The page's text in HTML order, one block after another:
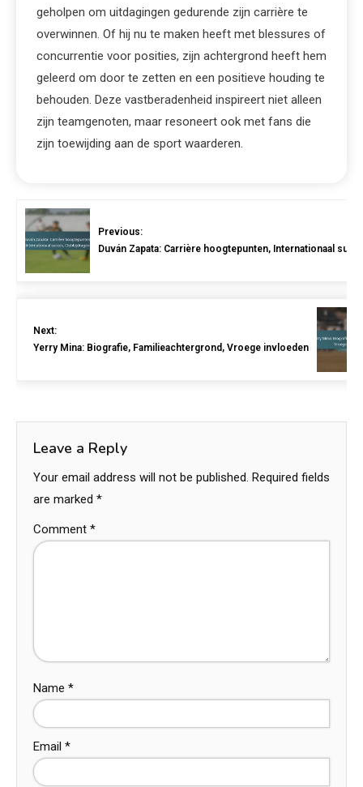
geholpen om uitdagingen gedurende zijn carrière te
overwinnen. Of hij nu te maken heeft met blessures of
concurrentie voor posities, zijn achtergrond heeft hem
geleerd om door te zetten en een positieve houding te
behouden. Deze vastberadenheid inspireert niet alleen
zijn teamgenoten, maar resoneert ook met fans die
zijn toewijding aan de sport waarderen.
Previous:
Duván Zapata: Carrière hoogtepunten, Internationaal
Next:
Yerry Mina: Biografie, Familieachtergrond, Vroege invloeden
Leave a Reply
Your email address will not be published. Required fields
are marked *
Comment *
Name *
Email *